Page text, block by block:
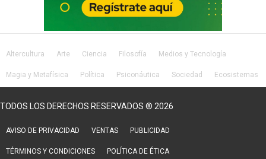
Altercultura Arte Ciencia Filosofía Medios y Tecnología
Magia y Metafísica Política Psiconáutica Sociedad Ecosistemas
TODOS LOS DERECHOS RESERVADOS ® 2026
AVISO DE PRIVACIDAD VENTAS PUBLICIDAD
TÉRMINOS Y CONDICIONES POLÍTICA DE ÉTICA